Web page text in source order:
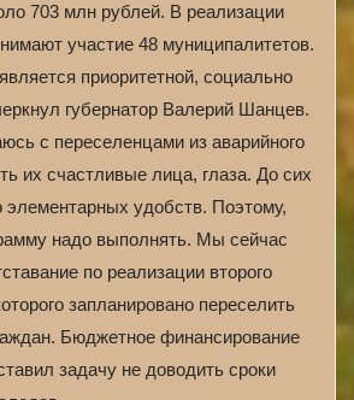
703 млн рублей. В реализации
участие 48 муниципалитетов.
приоритетной, социально
губернатор Валерий Шанцев.
с переселенцами из аварийного
их счастливые лица, глаза. До сих
элементарных удобств. Поэтому,
надо выполнять. Мы сейчас
по реализации второго
запланировано переселить
Бюджетное финансирование
задачу не доводить сроки